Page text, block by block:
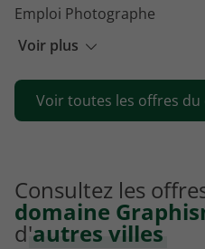
Voir plus
Emploi Photographe
Emploi Monteur vidéo
Emploi Product designer
Emploi Photographe
Voir toutes les offres
Consultez les
domaine
d'autres villes